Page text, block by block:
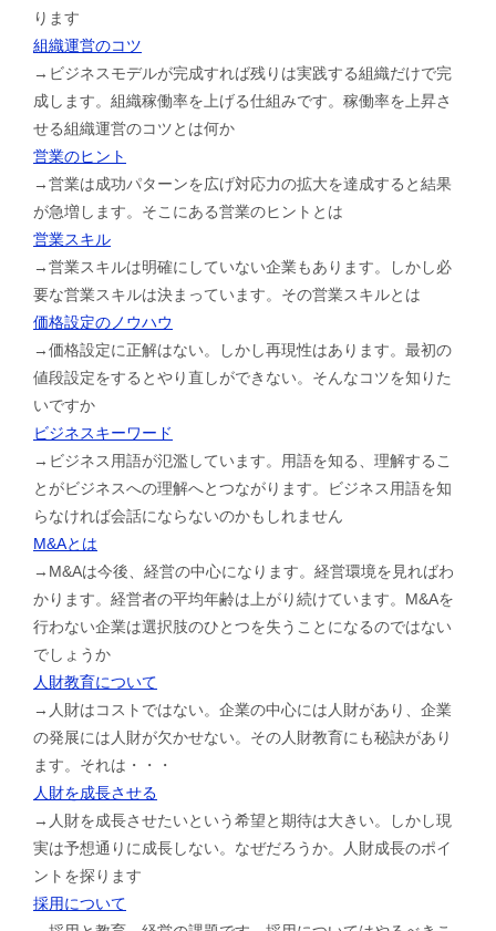
ります
組織運営のコツ
→ビジネスモデルが完成すれば残りは実践する組織だけで完
成します。組織稼働率を上げる仕組みです。稼働率を上昇さ
せる組織運営のコツとは何か
営業のヒント
→営業は成功パターンを広げ対応力の拡大を達成すると結果
が急増します。そこにある営業のヒントとは
営業スキル
→営業スキルは明確にしていない企業もあります。しかし必
要な営業スキルは決まっています。その営業スキルとは
価格設定のノウハウ
→価格設定に正解はない。しかし再現性はあります。最初の
値段設定をするとやり直しができない。そんなコツを知りた
いですか
ビジネスキーワード
→ビジネス用語が氾濫しています。用語を知る、理解するこ
とがビジネスへの理解へとつながります。ビジネス用語を知
らなければ会話にならないのかもしれません
M&Aとは
→M&Aは今後、経営の中心になります。経営環境を見ればわ
かります。経営者の平均年齢は上がり続けています。M&Aを
行わない企業は選択肢のひとつを失うことになるのではない
でしょうか
人財教育について
→人財はコストではない。企業の中心には人財があり、企業
の発展には人財が欠かせない。その人財教育にも秘訣があり
ます。それは・・・
人財を成長させる
→人財を成長させたいという希望と期待は大きい。しかし現
実は予想通りに成長しない。なぜだろうか。人財成長のポイ
ントを探ります
採用について